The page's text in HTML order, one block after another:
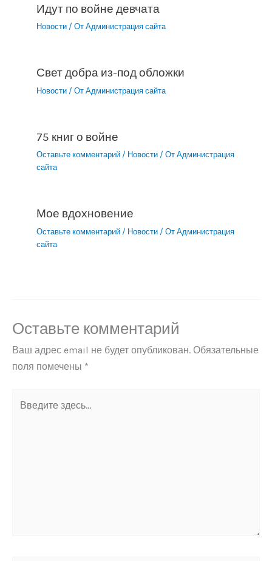
Идут по войне девчата
Новости / От Администрация сайта
Свет добра из-под обложки
Новости / От Администрация сайта
75 книг о войне
Оставьте комментарий / Новости / От Администрация
сайта
Мое вдохновение
Оставьте комментарий / Новости / От Администрация
сайта
Оставьте комментарий
Ваш адрес email не будет опубликован. Обязательные
поля помечены *
здесь...